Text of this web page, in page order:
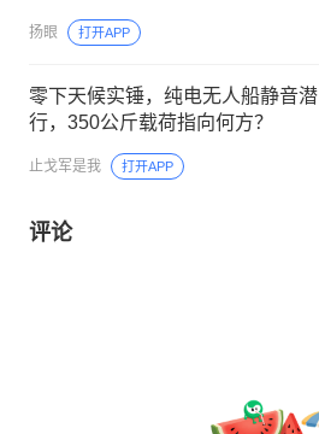
扬眼 打开APP
零下天候实锤，纯电无人船静音潜
行，350公斤载荷指向何方？
止戈军是我 打开APP
评论